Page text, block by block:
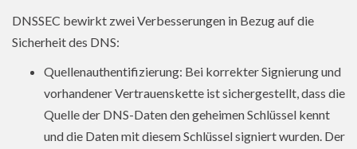
DNSSEC bewirkt zwei Verbesserungen in Bezug auf die
Sicherheit des DNS:
Quellenauthentifizierung: Bei korrekter Signierung und
vorhandener Vertrauenskette ist sichergestellt, dass die
Quelle der DNS-Daten den geheimen Schlüssel kennt
und die Daten mit diesem Schlüssel signiert wurden. Der